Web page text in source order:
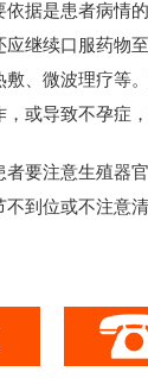
是患者病情
继续口服药物
、微波理疗等
或导致不孕症
注意生殖器
到位或不注意